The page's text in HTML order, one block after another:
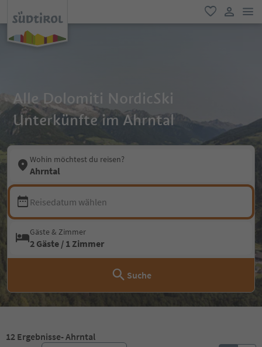
favorit
user link
Alle Dolomiti NordicSki
Unterkünfte im Ahrntal
Wohin möchtest du reisen?
Ahrntal
Reisedatum wählen
Gäste & Zimmer
2 Gäste / 1 Zimmer
Suche
12 Ergebnisse- Ahrntal